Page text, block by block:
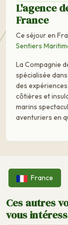
L'agence
France
Ce séjour en
Sentiers
La Compagnie
spécialisée
des
côtières et
marins
aventuriers en
France
Ces autres
vous